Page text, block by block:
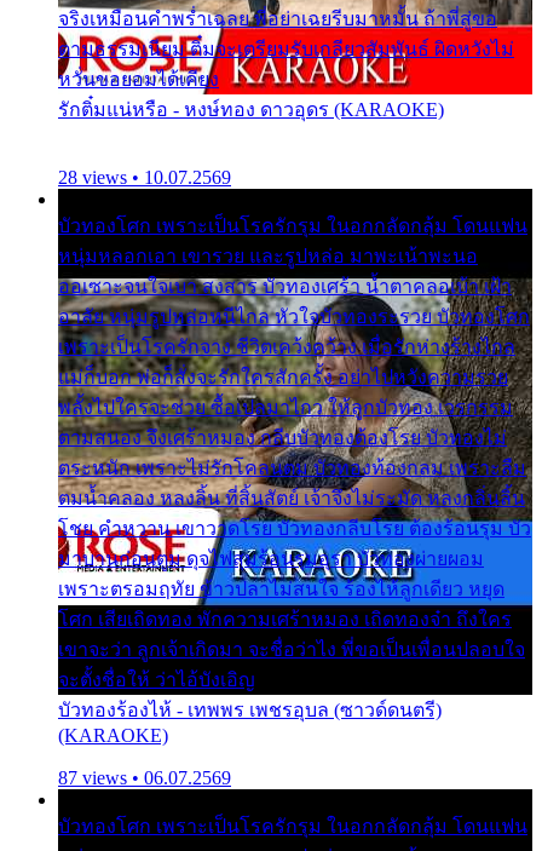
จริงเหมือนคำพร่ำเฉลย พี่อย่าเฉยรีบมาหมั้น ถ้าพี่สู่ขอ
ตามธรรมเนียม ติ๋มจะเตรียมรับเกลียวสัมพันธ์ ผิดหวังไม่
หวั่นขอยอมได้เคียง
รักติ๋มแน่หรือ - หงษ์ทอง ดาวอุดร (KARAOKE)
28 views • 10.07.2569
บัวทองโศก เพราะเป็นโรครักรุม ในอกกลัดกลุ้ม โดนแฟน
หนุ่มหลอกเอา เขารวย และรูปหล่อ มาพะเน้าพะนอ
ออเซาะจนใจเบา สงสาร บัวทองเศร้า น้ำตาคลอเบ้า เฝ้า
อาลัย หนุ่มรูปหล่อหนีไกล หัวใจบัวทองระรวย บัวทองโศก
เพราะเป็นโรครักจาง ชีวิตเคว้งคว้าง เมื่อรักห่างร้างไกล
แม่ก็บอก พ่อก็สั่งจะรักใครสักครั้ง อย่าไปหวังความรวย
พลั้งไปใครจะช่วย ซื้อเปลมาไกว ให้ลูกบัวทอง เวรกรรม
ตามสนอง จึงเศร้าหมอง กลีบบัวทองต้องโรย บัวทองไม่
ตระหนัก เพราะไม่รักโคลนตม บัวทองท้องกลม เพราะลืม
ตมน้ำคลอง หลงลิ้น ที่สิ้นสัตย์ เจ้าจึงไม่ระมัด หลงกลิ่นลิ้น
โชย คำหวาน เขาวาดโรย บัวทองกลีบโรย ต้องร้อนรุม บัว
มาบานก่อนตูม ดุจไฟสุมร้อนรุมอุรา บัวทองผ่ายผอม
เพราะตรอมฤทัย ข้าวปลาไม่สนใจ ร้องไห้ลูกเดียว หยุด
โศก เสียเถิดทอง พักความเศร้าหมอง เถิดทองจ๋า ถึงใคร
เขาจะว่า ลูกเจ้าเกิดมา จะชื่อว่าไง พี่ขอเป็นเพื่อนปลอบใจ
จะตั้งชื่อให้ ว่าไอ้บังเอิญ
บัวทองร้องไห้ - เทพพร เพชรอุบล (ซาวด์ดนตรี)
(KARAOKE)
87 views • 06.07.2569
บัวทองโศก เพราะเป็นโรครักรุม ในอกกลัดกลุ้ม โดนแฟน